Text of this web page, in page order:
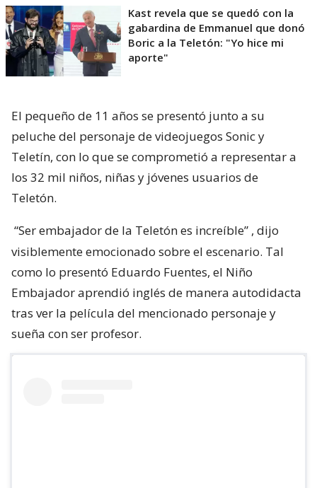
Kast revela que se quedó con la
gabardina de Emmanuel que donó
Boric a la Teletón: "Yo hice mi
aporte"
El pequeño de 11 años se presentó junto a su
peluche del personaje de videojuegos Sonic y
Teletín, con lo que se comprometió a representar a
los 32 mil niños, niñas y jóvenes usuarios de
Teletón.
“Ser embajador de la Teletón es increíble” , dijo
visiblemente emocionado sobre el escenario. Tal
como lo presentó Eduardo Fuentes, el Niño
Embajador aprendió inglés de manera autodidacta
tras ver la película del mencionado personaje y
sueña con ser profesor.